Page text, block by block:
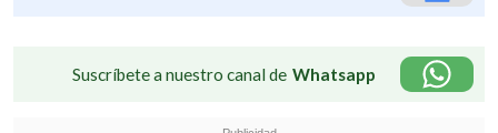
Suscríbete a nuestro canal de Whatsapp